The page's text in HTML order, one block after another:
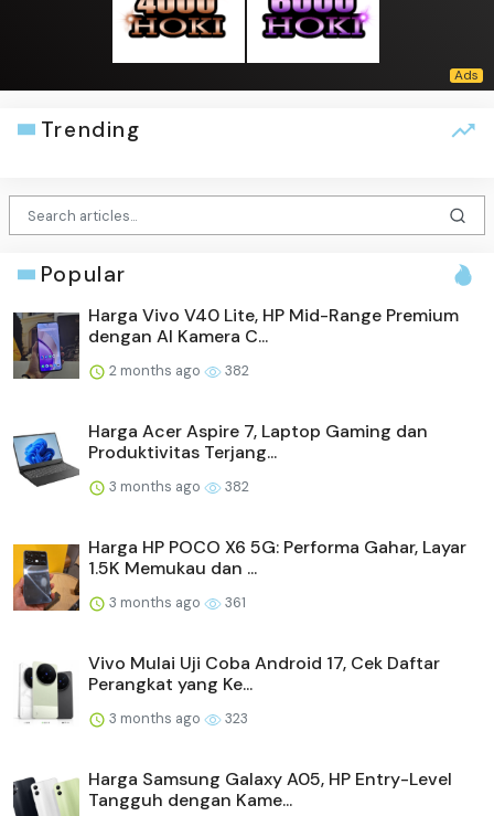
Trending
Popular
Harga Vivo V40 Lite, HP Mid-Range Premium
dengan AI Kamera C...
2 months ago 382
Harga Acer Aspire 7, Laptop Gaming dan
Produktivitas Terjang...
3 months ago 382
Harga HP POCO X6 5G: Performa Gahar, Layar
1.5K Memukau dan ...
3 months ago 361
Vivo Mulai Uji Coba Android 17, Cek Daftar
Perangkat yang Ke...
3 months ago 323
Harga Samsung Galaxy A05, HP Entry-Level
Tangguh dengan Kame...